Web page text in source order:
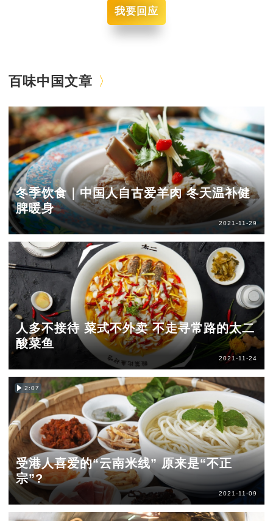
我要回应
百味中国文章
冬季饮食｜中国人自古爱羊肉 冬天温补健
脾暖身
2021-11-29
人多不接待 菜式不外卖 不走寻常路的太二
酸菜鱼
2021-11-24
2:07
受港人喜爱的“云南米线” 原来是“不正
宗”?
2021-11-09